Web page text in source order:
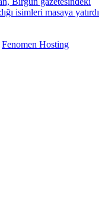
Fenomen Hosting